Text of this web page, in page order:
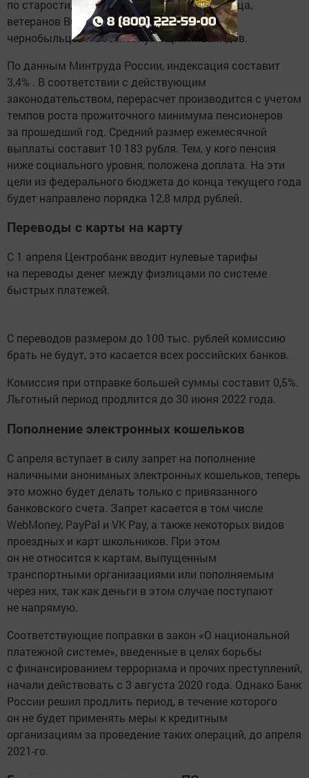
по старости, инвалидности, потере кормильца,
ветеранов ВОВ, блокадников Ленинграда,
чернобыльцев и военнослужащих-инвалидов.
По данным Минтруда России, индексация составит
3,4% . В соответствии с действующим
законодательством, перерасчет производится с учетом
темпов роста прожиточного минимума пенсионеров
за прошедший год. Средний размер ежемесячной
выплаты составит 10 183 рубля. Тем, у кого пенсия
ниже социального уровня, положена доплата. На эти
цели из федерального бюджета до конца текущего года
будет направлено порядка 12,8 млрд рублей.
Переводы с карты на карту
С 1 апреля Центробанк вводит нулевые тарифы
на переводы денег между физлицами по системе
быстрых платежей.
С переводов размером до 100 тыс. рублей комиссию
брать не будут, это касается всех российских банков.
Комиссия при отправке большей суммы составит 0,5%.
Льготный период продлится до 30 июня 2022 года.
Пополнение электронных кошельков
С апреля вступает в силу запрет на пополнение
наличными анонимных электронных кошельков, теперь
это можно будет делать только с привязанного
банковского счета. Запрет касается в том числе
WebMoney, PayPal и VK Pay, а также некоторых видов
проездных и карт школьников. При этом
он не относится к картам, выпущенным
транспортными организациями или пополняемым
через них, так как деньги в этом случае поступают
не напрямую.
Соответствующие поправки в закон «О национальной
платежной системе», введенные в целях борьбы
с финансированием терроризма и прочих преступлений,
начали действовать с 3 августа 2020 года. Однако Банк
России решил продлить период, в течение которого
он не будет применять меры к кредитным
организациям за проведение таких операций, до апреля
2021-го.